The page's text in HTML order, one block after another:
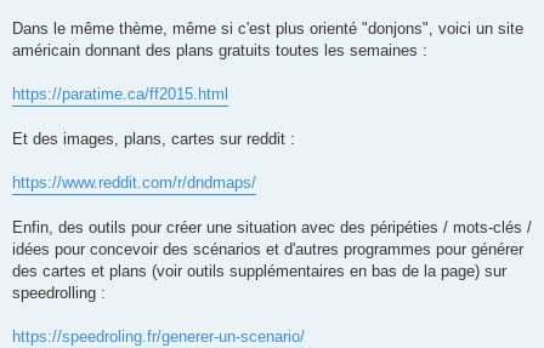
Dans le même thème, même si c'est plus orienté "donjons", voici un site
américain donnant des plans gratuits toutes les semaines :
https://paratime.ca/ff2015.html
Et des images, plans, cartes sur reddit :
https://www.reddit.com/r/dndmaps/
Enfin, des outils pour créer une situation avec des péripéties / mots-clés /
idées pour concevoir des scénarios et d'autres programmes pour générer
des cartes et plans (voir outils supplémentaires en bas de la page) sur
speedrolling :
https://speedroling.fr/generer-un-scenario/